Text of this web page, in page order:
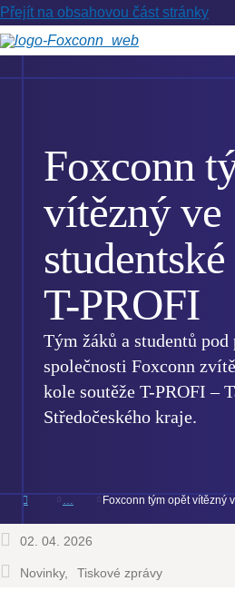
Přejít na obsahovou část stránky
Foxconn
vítězný ve
T-PROFI
Tým žáků a studentů pod
společnosti Foxconn
kole soutěže T-PROFI –
Středočeského kraje.
Foxconn tým opět vítězný
02. 04. 2026
Novinky Tiskové zprávy